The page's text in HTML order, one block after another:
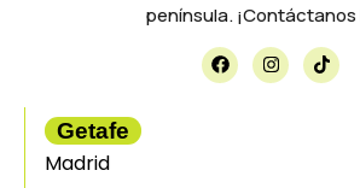
península. ¡Contáctanos
Getafe
Madrid